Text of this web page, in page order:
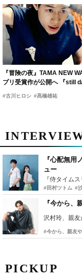
PICKUP
『冒険の夜』TAMA NEW
プリ受賞作が公開へ 『still
時上映決定
#古川ヒロシ #髙橋雄祐
『心配無用
ュー
#田村ツトム #
『今から、
沢村玲、親
#今から、親友や